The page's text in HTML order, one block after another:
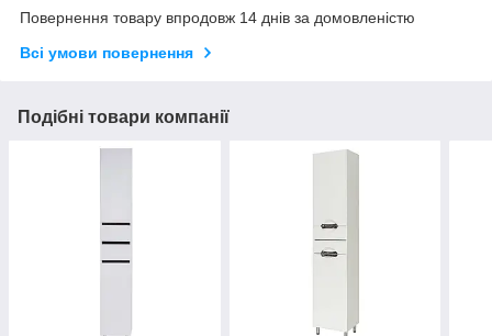
Повернення товару впродовж 14 днів за домовленістю
Всі умови повернення
Подібні товари компанії